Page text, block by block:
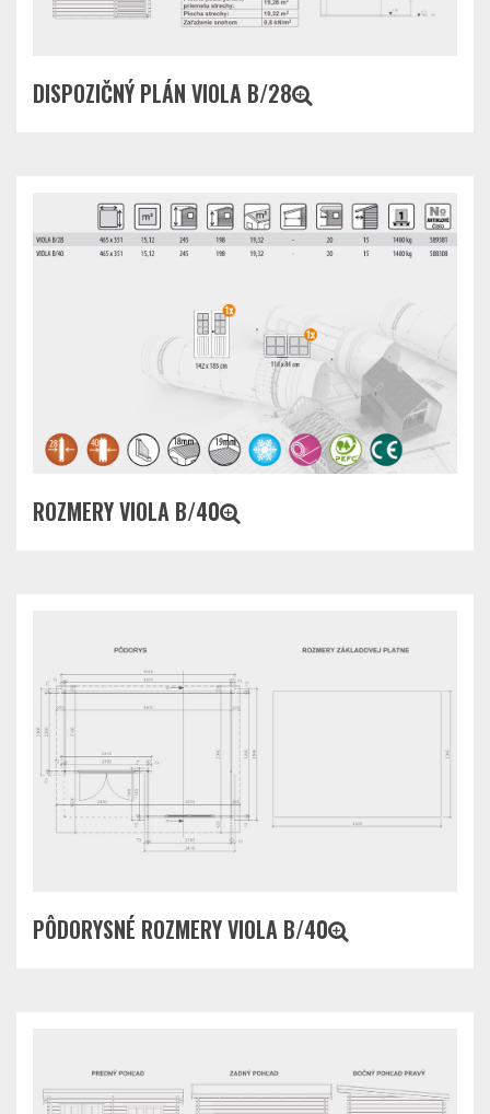
DISPOZIČNÝ PLÁN VIOLA B/28
ROZMERY VIOLA B/40
PÔDORYSNÉ ROZMERY VIOLA B/40